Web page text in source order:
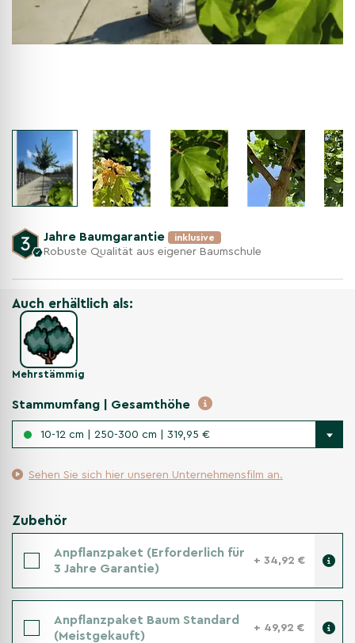
Jahre Baumgarantie inklusive
Robuste Qualität aus eigener Baumschule
Auch erhältlich als:
Mehrstämmig
Stammumfang | Gesamthöhe
10-12 cm | 250-300 cm | 319,95 €
Sehen Sie sich hier unseren Unternehmensfilm an.
Zubehör
Anpflanzpaket (Erforderlich für
3 Jahre Garantie)
+ 34,92 €
Anpflanzpaket Baum Standard
(Meistgekauft)
+ 49,92 €